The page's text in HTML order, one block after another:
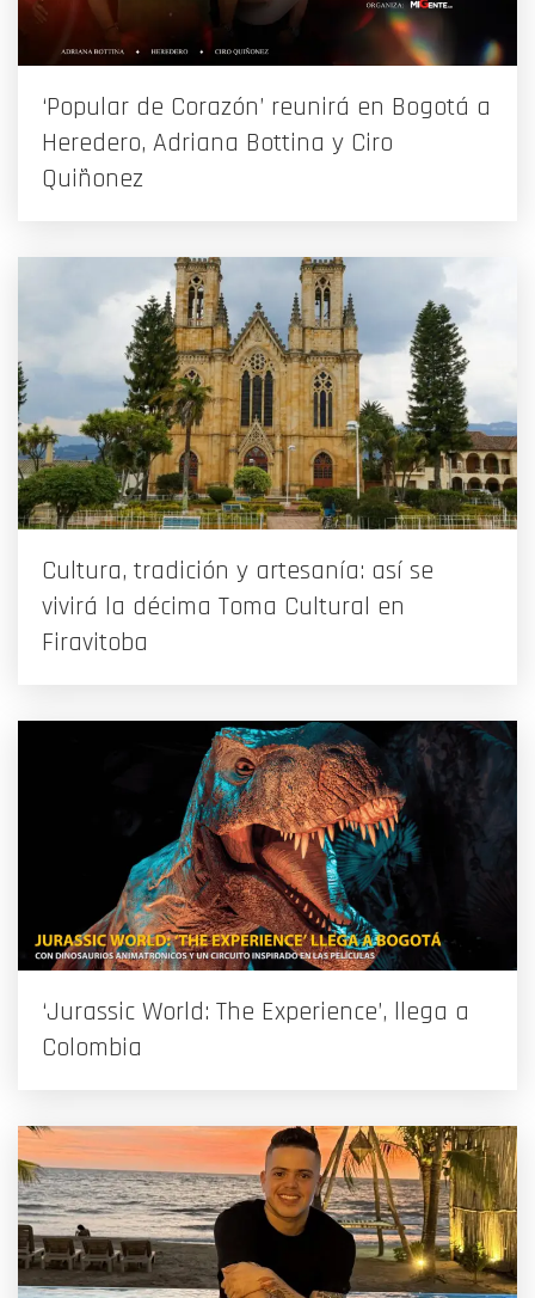
‘Popular de Corazón’ reunirá en Bogotá a
Heredero, Adriana Bottina y Ciro
Quiñonez
Cultura, tradición y artesanía: así se
vivirá la décima Toma Cultural en
Firavitoba
‘Jurassic World: The Experience’, llega a
Colombia